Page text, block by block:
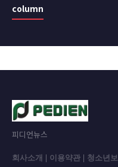
column
피디언뉴스
회사소개 이용약관 청소년